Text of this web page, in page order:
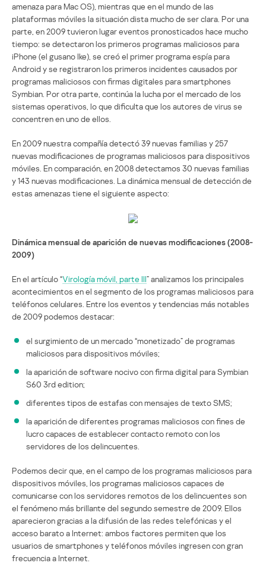
amenaza para Mac OS), mientras que en el mundo de las
plataformas móviles la situación dista mucho de ser clara. Por una
parte, en 2009 tuvieron lugar eventos pronosticados hace mucho
tiempo: se detectaron los primeros programas maliciosos para
iPhone (el gusano Ike), se creó el primer programa espía para
Android y se registraron los primeros incidentes causados por
programas maliciosos con firmas digitales para smartphones
Symbian. Por otra parte, continúa la lucha por el mercado de los
sistemas operativos, lo que dificulta que los autores de virus se
concentren en uno de ellos.
En 2009 nuestra compañía detectó 39 nuevas familias y 257
nuevas modificaciones de programas maliciosos para dispositivos
móviles. En comparación, en 2008 detectamos 30 nuevas familias
y 143 nuevas modificaciones. La dinámica mensual de detección de
estas amenazas tiene el siguiente aspecto:
Dinámica mensual de aparición de nuevas modificaciones (2008-
2009)
En el artículo “Virología móvil, parte III” analizamos los principales
acontecimientos en el segmento de los programas maliciosos para
teléfonos celulares. Entre los eventos y tendencias más notables
de 2009 podemos destacar:
el surgimiento de un mercado “monetizado” de programas
maliciosos para dispositivos móviles;
la aparición de software nocivo con firma digital para Symbian
S60 3rd edition;
diferentes tipos de estafas con mensajes de texto SMS;
la aparición de diferentes programas maliciosos con fines de
lucro capaces de establecer contacto remoto con los
servidores de los delincuentes.
Podemos decir que, en el campo de los programas maliciosos para
dispositivos móviles, los programas maliciosos capaces de
comunicarse con los servidores remotos de los delincuentes son
el fenómeno más brillante del segundo semestre de 2009. Ellos
aparecieron gracias a la difusión de las redes telefónicas y el
acceso barato a Internet: ambos factores permiten que los
usuarios de smartphones y teléfonos móviles ingresen con gran
frecuencia a Internet.